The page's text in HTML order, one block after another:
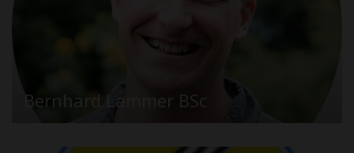
Bernhard Lammer BSc